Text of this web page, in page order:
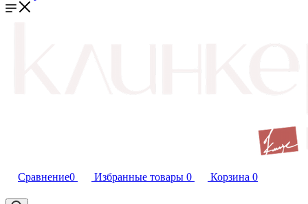
Сравнение0 Избранные товары 0 Корзина 0